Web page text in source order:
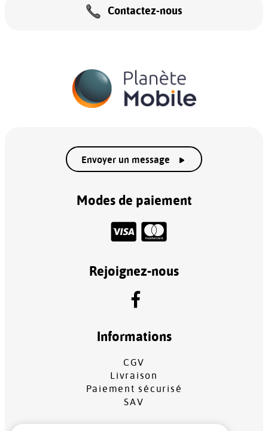
Contactez-nous
Envoyer un message
Modes de paiement
Rejoignez-nous
Informations
CGV
Livraison
Paiement sécurisé
SAV